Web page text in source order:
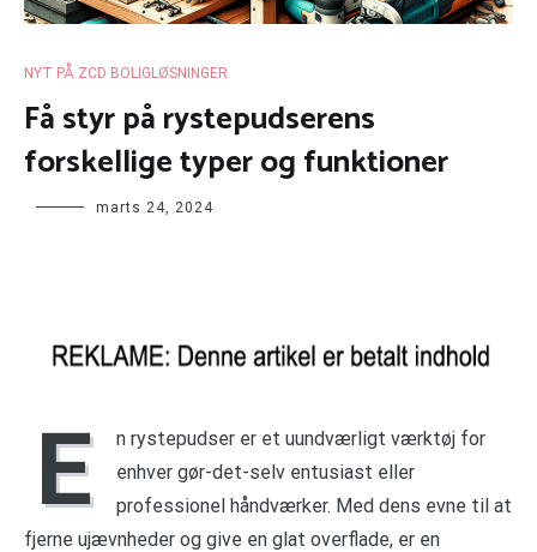
NYT PÅ ZCD BOLIGLØSNINGER
Få styr på rystepudserens
forskellige typer og funktioner
marts 24, 2024
E
n rystepudser er et uundværligt værktøj for
enhver gør-det-selv entusiast eller
professionel håndværker. Med dens evne til at
fjerne ujævnheder og give en glat overflade, er en